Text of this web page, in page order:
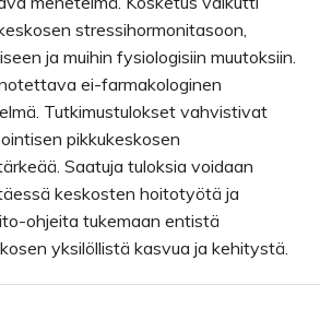
stressihormonitasoon,
ja muihin fysiologisiin muutoksiin.
ei-farmakologinen
Tutkimustulokset vahvistivat
pikkukeskosen
Saatuja tuloksia voidaan
keskosten hoitotyötä ja
ohjeita tukemaan entistä
yksilöllistä kasvua ja kehitystä.